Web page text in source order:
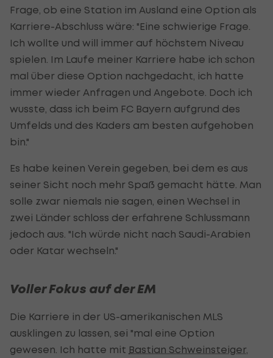
Frage, ob eine Station im Ausland eine Option als
Karriere-Abschluss wäre: "Eine schwierige Frage.
Ich wollte und will immer auf höchstem Niveau
spielen. Im Laufe meiner Karriere habe ich schon
mal über diese Option nachgedacht, ich hatte
immer wieder Anfragen und Angebote. Doch ich
wusste, dass ich beim FC Bayern aufgrund des
Umfelds und des Kaders am besten aufgehoben
bin."
Es habe keinen Verein gegeben, bei dem es aus
seiner Sicht noch mehr Spaß gemacht hätte. Man
solle zwar niemals nie sagen, einen Wechsel in
zwei Länder schloss der erfahrene Schlussmann
jedoch aus. "Ich würde nicht nach Saudi-Arabien
oder Katar wechseln."
Voller Fokus auf der EM
Die Karriere in der US-amerikanischen MLS
ausklingen zu lassen, sei "mal eine Option
gewesen. Ich hatte mit Bastian Schweinsteiger,